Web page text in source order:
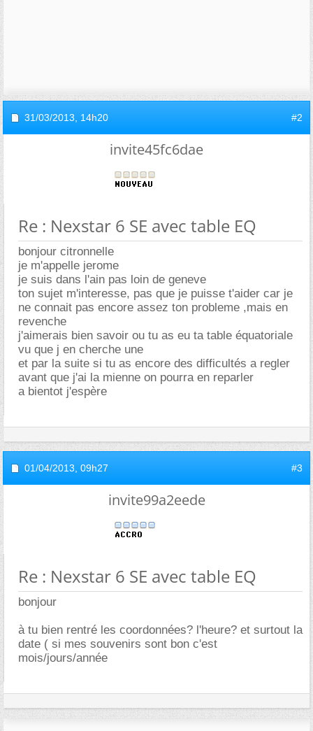
31/03/2013, 14h20 #2
invite45fc6dae
Re : Nexstar 6 SE avec table EQ
bonjour citronnelle
je m'appelle jerome
je suis dans l'ain pas loin de geneve
ton sujet m'interesse, pas que je puisse t'aider car je
ne connait pas encore assez ton probleme ,mais en
revenche
j'aimerais bien savoir ou tu as eu ta table équatoriale
vu que j en cherche une
et par la suite si tu as encore des difficultés a regler
avant que j'ai la mienne on pourra en reparler
a bientot j'espère
01/04/2013, 09h27 #3
invite99a2eede
Re : Nexstar 6 SE avec table EQ
bonjour
à tu bien rentré les coordonnées? l'heure? et surtout la
date ( si mes souvenirs sont bon c'est
mois/jours/année